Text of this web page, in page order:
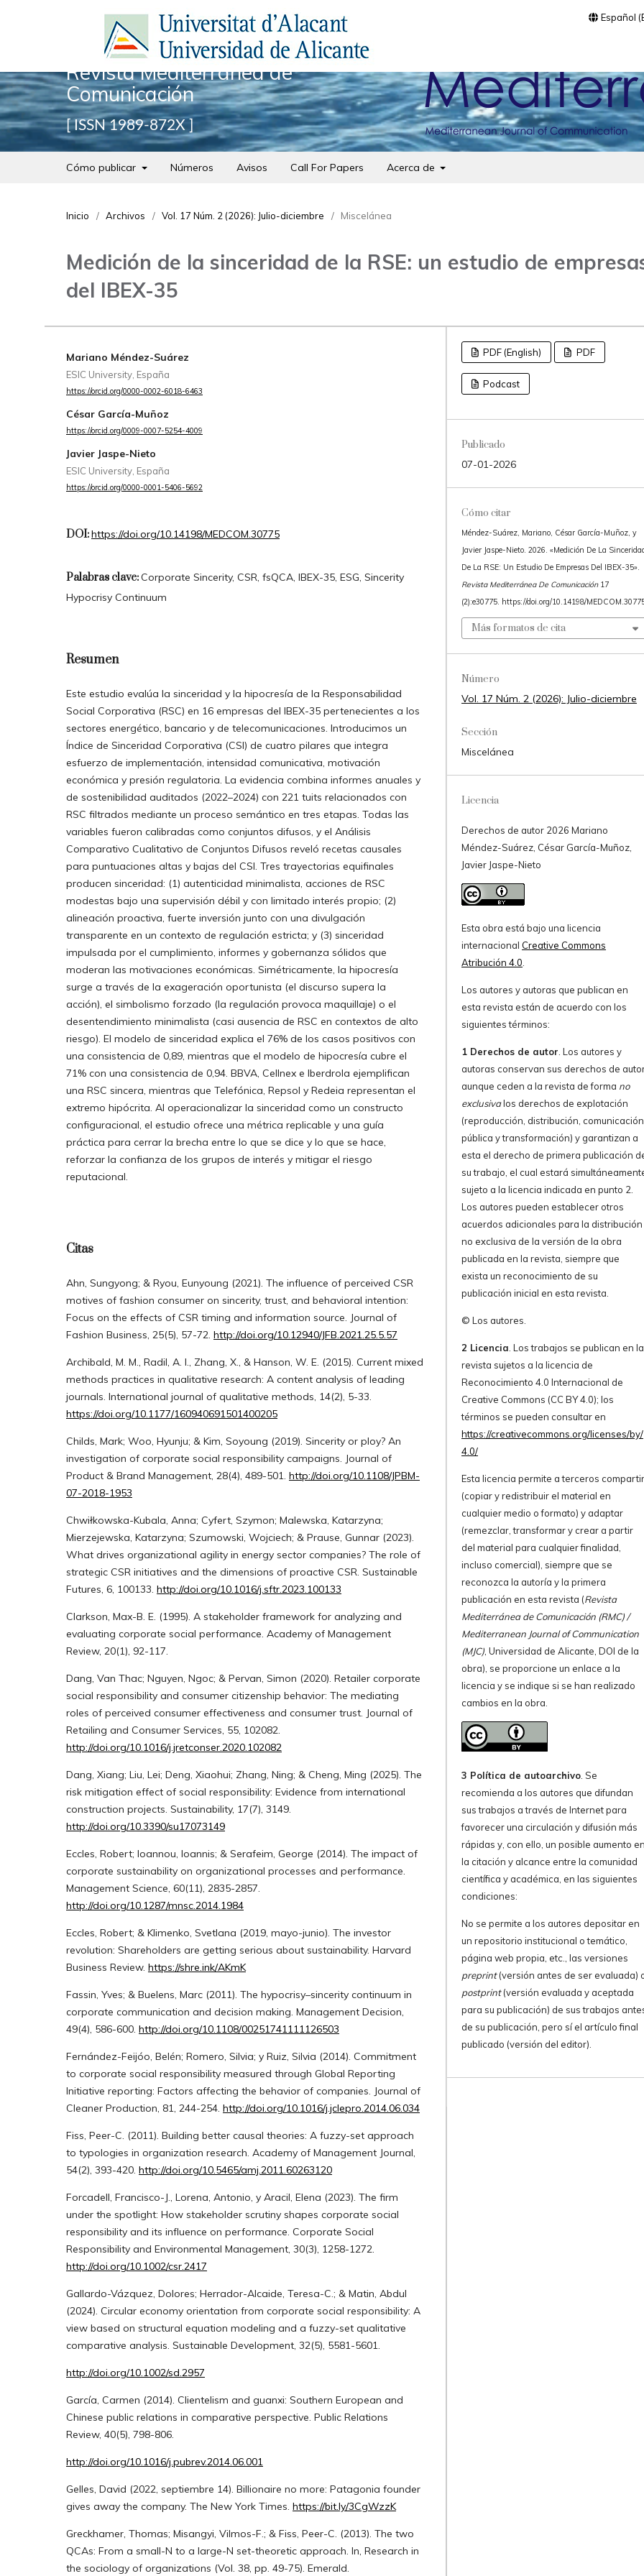
Revista Mediterránea de
Comunicación
ISSN 1989-872X
Cómo publicar Números Avisos Call For Papers Acerca de
Español
Inicio / Archivos / Vol. 17 Núm. 2 (2026): Julio-diciembre / Miscelánea
Medición de la sinceridad de la RSE: un estudio de
del IBEX-35
Mariano Méndez-Suárez
ESIC University, España
https://orcid.org/0000-0002-6018-6463
César García-Muñoz
https://orcid.org/0009-0007-5254-4009
Javier Jaspe-Nieto
ESIC University, España
https://orcid.org/0000-0001-5406-5692
DOI:https://doi.org/10.14198/MEDCOM.30775
Palabras clave:Corporate Sincerity, CSR, fsQCA, IBEX-35, ESG, Sincerity
Hypocrisy Continuum
Resumen
Este estudio evalúa la sinceridad y la hipocresía de la Responsabilidad
Social Corporativa (RSC) en 16 empresas del IBEX-35 pertenecientes a los
sectores energético, bancario y de telecomunicaciones. Introducimos un
Índice de Sinceridad Corporativa (CSI) de cuatro pilares que integra
esfuerzo de implementación, intensidad comunicativa, motivación
económica y presión regulatoria. La evidencia combina informes anuales y
de sostenibilidad auditados (2022–2024) con 221 tuits relacionados con
RSC filtrados mediante un proceso semántico en tres etapas. Todas las
variables fueron calibradas como conjuntos difusos, y el Análisis
Comparativo Cualitativo de Conjuntos Difusos reveló recetas causales
para puntuaciones altas y bajas del CSI. Tres trayectorias equifinales
producen sinceridad: (1) autenticidad minimalista, acciones de RSC
modestas bajo una supervisión débil y con limitado interés propio; (2)
alineación proactiva, fuerte inversión junto con una divulgación
transparente en un contexto de regulación estricta; y (3) sinceridad
impulsada por el cumplimiento, informes y gobernanza sólidos que
moderan las motivaciones económicas. Simétricamente, la hipocresía
surge a través de la exageración oportunista (el discurso supera la
acción), el simbolismo forzado (la regulación provoca maquillaje) o el
desentendimiento minimalista (casi ausencia de RSC en contextos de alto
riesgo). El modelo de sinceridad explica el 76% de los casos positivos con
una consistencia de 0,89, mientras que el modelo de hipocresía cubre el
71% con una consistencia de 0,94. BBVA, Cellnex e Iberdrola ejemplifican
una RSC sincera, mientras que Telefónica, Repsol y Redeia representan el
extremo hipócrita. Al operacionalizar la sinceridad como un constructo
configuracional, el estudio ofrece una métrica replicable y una guía
práctica para cerrar la brecha entre lo que se dice y lo que se hace,
reforzar la confianza de los grupos de interés y mitigar el riesgo
reputacional.
Citas
Ahn, Sungyong; & Ryou, Eunyoung (2021). The influence of perceived CSR
motives of fashion consumer on sincerity, trust, and behavioral intention:
Focus on the effects of CSR timing and information source. Journal of
Fashion Business, 25(5), 57-72. http://doi.org/10.12940/JFB.2021.25.5.57
Archibald, M. M., Radil, A. I., Zhang, X., & Hanson, W. E. (2015). Current mixed
methods practices in qualitative research: A content analysis of leading
journals. International journal of qualitative methods, 14(2), 5-33.
https://doi.org/10.1177/160940691501400205
Childs, Mark; Woo, Hyunju; & Kim, Soyoung (2019). Sincerity or ploy? An
investigation of corporate social responsibility campaigns. Journal of
Product & Brand Management, 28(4), 489-501. http://doi.org/10.1108/JPBM-
07-2018-1953
Chwiłkowska-Kubala, Anna; Cyfert, Szymon; Malewska, Katarzyna;
Mierzejewska, Katarzyna; Szumowski, Wojciech; & Prause, Gunnar (2023).
What drives organizational agility in energy sector companies? The role of
strategic CSR initiatives and the dimensions of proactive CSR. Sustainable
Futures, 6, 100133. http://doi.org/10.1016/j.sftr.2023.100133
Clarkson, Max-B. E. (1995). A stakeholder framework for analyzing and
evaluating corporate social performance. Academy of Management
Review, 20(1), 92-117.
Dang, Van Thac; Nguyen, Ngoc; & Pervan, Simon (2020). Retailer corporate
social responsibility and consumer citizenship behavior: The mediating
roles of perceived consumer effectiveness and consumer trust. Journal of
Retailing and Consumer Services, 55, 102082.
http://doi.org/10.1016/j.jretconser.2020.102082
Dang, Xiang; Liu, Lei; Deng, Xiaohui; Zhang, Ning; & Cheng, Ming (2025). The
risk mitigation effect of social responsibility: Evidence from international
construction projects. Sustainability, 17(7), 3149.
http://doi.org/10.3390/su17073149
Eccles, Robert; Ioannou, Ioannis; & Serafeim, George (2014). The impact of
corporate sustainability on organizational processes and performance.
Management Science, 60(11), 2835-2857.
http://doi.org/10.1287/mnsc.2014.1984
Eccles, Robert; & Klimenko, Svetlana (2019, mayo-junio). The investor
revolution: Shareholders are getting serious about sustainability. Harvard
Business Review. https://shre.ink/AKmK
Fassin, Yves; & Buelens, Marc (2011). The hypocrisy–sincerity continuum in
corporate communication and decision making. Management Decision,
49(4), 586-600. http://doi.org/10.1108/00251741111126503
Fernández-Feijóo, Belén; Romero, Silvia; y Ruiz, Silvia (2014). Commitment
to corporate social responsibility measured through Global Reporting
Initiative reporting: Factors affecting the behavior of companies. Journal of
Cleaner Production, 81, 244-254. http://doi.org/10.1016/j.jclepro.2014.06.034
Fiss, Peer-C. (2011). Building better causal theories: A fuzzy-set approach
to typologies in organization research. Academy of Management Journal,
54(2), 393-420. http://doi.org/10.5465/amj.2011.60263120
Forcadell, Francisco-J., Lorena, Antonio, y Aracil, Elena (2023). The firm
under the spotlight: How stakeholder scrutiny shapes corporate social
responsibility and its influence on performance. Corporate Social
Responsibility and Environmental Management, 30(3), 1258-1272.
http://doi.org/10.1002/csr.2417
Gallardo-Vázquez, Dolores; Herrador-Alcaide, Teresa-C.; & Matin, Abdul
(2024). Circular economy orientation from corporate social responsibility: A
view based on structural equation modeling and a fuzzy-set qualitative
comparative analysis. Sustainable Development, 32(5), 5581-5601.
http://doi.org/10.1002/sd.2957
García, Carmen (2014). Clientelism and guanxi: Southern European and
Chinese public relations in comparative perspective. Public Relations
Review, 40(5), 798-806.
http://doi.org/10.1016/j.pubrev.2014.06.001
Gelles, David (2022, septiembre 14). Billionaire no more: Patagonia founder
gives away the company. The New York Times. https://bit.ly/3CgWzzK
Greckhamer, Thomas; Misangyi, Vilmos-F.; & Fiss, Peer-C. (2013). The two
QCAs: From a small-N to a large-N set-theoretic approach. In, Research in
the sociology of organizations (Vol. 38, pp. 49-75). Emerald.
PDF (English) PDF
Podcast
Publicado
07-01-2026
Cómo citar
Méndez-Suárez, Mariano, César García-Muñoz, y
Javier Jaspe-Nieto. 2026. «Medición De La
De La RSE: Un Estudio De Empresas Del IBEX-35».
Revista Mediterránea De Comunicación17
(2):e30775. https://doi.org/10.14198/
Más formatos de cita
Número
Vol. 17 Núm. 2 (2026): Julio-diciembre
Sección
Miscelánea
Licencia
Derechos de autor 2026 Mariano
Méndez-Suárez, César García-Muñoz,
Javier Jaspe-Nieto
Esta obra está bajo una licencia
internacional Creative Commons
Atribución 4.0.
Los autores y autoras que publican en
esta revista están de acuerdo con los
siguientes términos:
1 Derechos de autor. Los autores y
autoras conservan sus derechos de
aunque ceden a la revista de forma no
exclusivalos derechos de explotación
(reproducción, distribución, comunicación
pública y transformación) y garantizan a
esta el derecho de primera publicación
su trabajo, el cual estará
sujeto a la licencia indicada en punto 2.
Los autores pueden establecer otros
acuerdos adicionales para la distribución
no exclusiva de la versión de la obra
publicada en la revista, siempre que
exista un reconocimiento de su
publicación inicial en esta revista.
© Los autores.
2 Licencia. Los trabajos se publican en la
revista sujetos a la licencia de
Reconocimiento 4.0 Internacional de
Creative Commons (CC BY 4.0); los
términos se pueden consultar en
https://creativecommons.org/licenses/by/
4.0/
Esta licencia permite a terceros compartir
(copiar y redistribuir el material en
cualquier medio o formato) y adaptar
(remezclar, transformar y crear a partir
del material para cualquier finalidad,
incluso comercial), siempre que se
reconozca la autoría y la primera
publicación en esta revista (Revista
Mediterránea de Comunicación (RMC) /
Mediterranean Journal of Communication
(MJC), Universidad de Alicante, DOI de la
obra), se proporcione un enlace a la
licencia y se indique si se han realizado
cambios en la obra.
3 Política de autoarchivo. Se
recomienda a los autores que difundan
sus trabajos a través de Internet para
favorecer una circulación y difusión más
rápidas y, con ello, un posible aumento en
la citación y alcance entre la comunidad
científica y académica, en las siguientes
condiciones:
No se permite a los autores depositar en
un repositorio institucional o temático,
página web propia, etc., las versiones
preprint(versión antes de ser evaluada)
postprint(versión evaluada y aceptada
para su publicación) de sus trabajos
de su publicación, pero sí el artículo final
publicado (versión del editor).